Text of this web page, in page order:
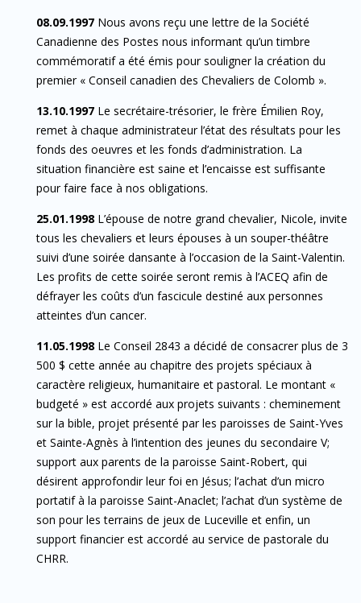
08.09.1997 Nous avons reçu une lettre de la Société
Canadienne des Postes nous informant qu’un timbre
commémoratif a été émis pour souligner la création du
premier « Conseil canadien des Chevaliers de Colomb ».
13.10.1997 Le secrétaire-trésorier, le frère Émilien Roy,
remet à chaque administrateur l’état des résultats pour les
fonds des oeuvres et les fonds d’administration. La
situation financière est saine et l’encaisse est suffisante
pour faire face à nos obligations.
25.01.1998 L’épouse de notre grand chevalier, Nicole, invite
tous les chevaliers et leurs épouses à un souper-théâtre
suivi d’une soirée dansante à l’occasion de la Saint-Valentin.
Les profits de cette soirée seront remis à l’ACEQ afin de
défrayer les coûts d’un fascicule destiné aux personnes
atteintes d’un cancer.
11.05.1998 Le Conseil 2843 a décidé de consacrer plus de 3
500 $ cette année au chapitre des projets spéciaux à
caractère religieux, humanitaire et pastoral. Le montant «
budgeté » est accordé aux projets suivants : cheminement
sur la bible, projet présenté par les paroisses de Saint-Yves
et Sainte-Agnès à l’intention des jeunes du secondaire V;
support aux parents de la paroisse Saint-Robert, qui
désirent approfondir leur foi en Jésus; l’achat d’un micro
portatif à la paroisse Saint-Anaclet; l’achat d’un système de
son pour les terrains de jeux de Luceville et enfin, un
support financier est accordé au service de pastorale du
CHRR.